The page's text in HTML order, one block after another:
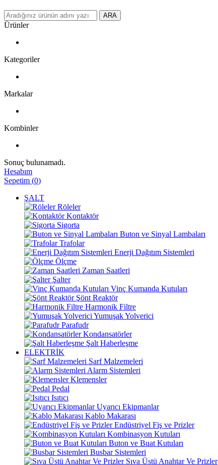
ARA
Ürünler
Kategoriler
Markalar
Kombinler
Sonuç bulunamadı.
Hesabım
Sepetim (0)
ŞALT
Röleler
Kontaktör
Sigorta
Buton ve Sinyal Lambaları
Trafolar
Enerji Dağıtım Sistemleri
Ölçme
Zaman Saatleri
Şalter
Vinç Kumanda Kutuları
Şönt Reaktör
Harmonik Filtre
Yumuşak Yolverici
Parafudr
Kondansatörler
Şalt Haberleşme
ELEKTRİK
Sarf Malzemeleri
Alarm Sistemleri
Klemensler
Pedal
Isıtıcı
Uyarıcı Ekipmanlar
Kablo Makarası
Endüstriyel Fiş ve Prizler
Kombinasyon Kutuları
Buton ve Buat Kutuları
Busbar Sistemleri
Sıva Üstü Anahtar Ve Prizler